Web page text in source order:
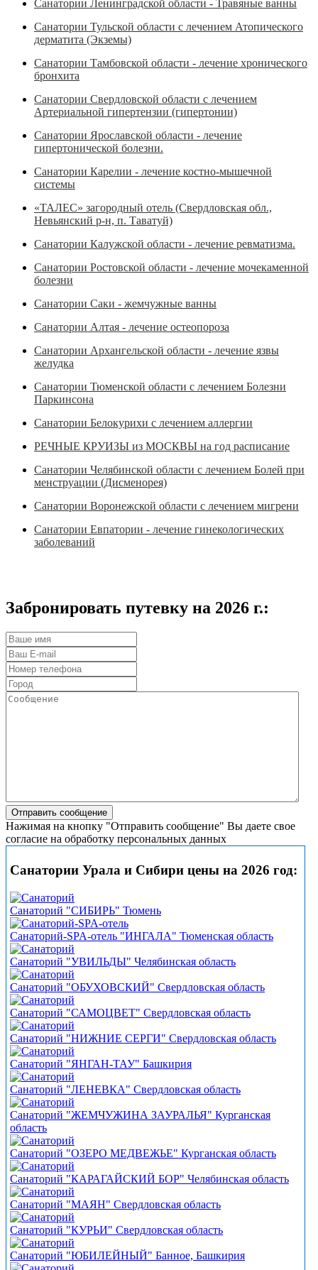
Санатории Ленинградской области - Травяные ванны
Санатории Тульской области с лечением Атопического
дерматита (Экземы)
Санатории Тамбовской области - лечение хронического
бронхита
Санатории Свердловской области с лечением
Артериальной гипертензии (гипертонии)
Санатории Ярославской области - лечение
гипертонической болезни.
Санатории Карелии - лечение костно-мышечной
системы
«ТАЛЕС» загородный отель (Свердловская обл.,
Невьянский р-н, п. Таватуй)
Санатории Калужской области - лечение ревматизма.
Санатории Ростовской области - лечение мочекаменной
болезни
Санатории Саки - жемчужные ванны
Санатории Алтая - лечение остеопороза
Санатории Архангельской области - лечение язвы
желудка
Санатории Тюменской области с лечением Болезни
Паркинсона
Санатории Белокурихи с лечением аллергии
РЕЧНЫЕ КРУИЗЫ из МОСКВЫ на год расписание
Санатории Челябинской области с лечением Болей при
менструации (Дисменорея)
Санатории Воронежской области с лечением мигрени
Санатории Евпатории - лечение гинекологических
заболеваний
Забронировать путевку на 2026 г.:
Нажимая на кнопку "Отправить сообщение" Вы даете свое
согласие на обработку персональных данных
Санатории Урала и Сибири цены на 2026 год:
Санаторий "СИБИРЬ" Тюмень
Санаторий-SPA-отель "ИНГАЛА" Тюменская область
Санаторий "УВИЛЬДЫ" Челябинская область
Санаторий "ОБУХОВСКИЙ" Свердловская область
Санаторий "САМОЦВЕТ" Свердловская область
Санаторий "НИЖНИЕ СЕРГИ" Свердловская область
Санаторий "ЯНГАН-ТАУ" Башкирия
Санаторий "ЛЕНЕВКА" Свердловская область
Санаторий "ЖЕМЧУЖИНА ЗАУРАЛЬЯ" Курганская
область
Санаторий "ОЗЕРО МЕДВЕЖЬЕ" Курганская область
Санаторий "КАРАГАЙСКИЙ БОР" Челябинская область
Санаторий "МАЯН" Свердловская область
Санаторий "КУРЬИ" Свердловская область
Санаторий "ЮБИЛЕЙНЫЙ" Банное, Башкирия